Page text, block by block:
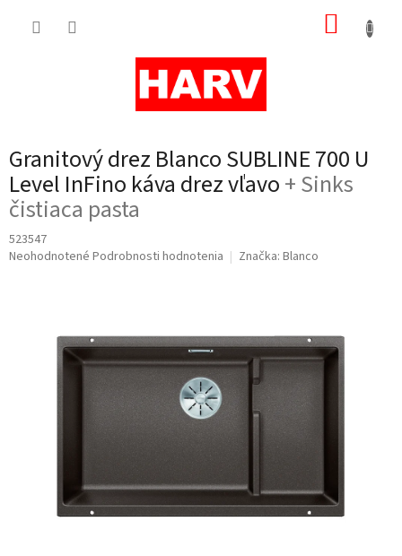
Granitový drez Blanco SUBLINE 700 U
Level InFino káva drez vľavo+ Sinks
čistiaca pasta
523547
Priemerné
Neohodnotené Podrobnosti hodnotenia Značka: Blanco